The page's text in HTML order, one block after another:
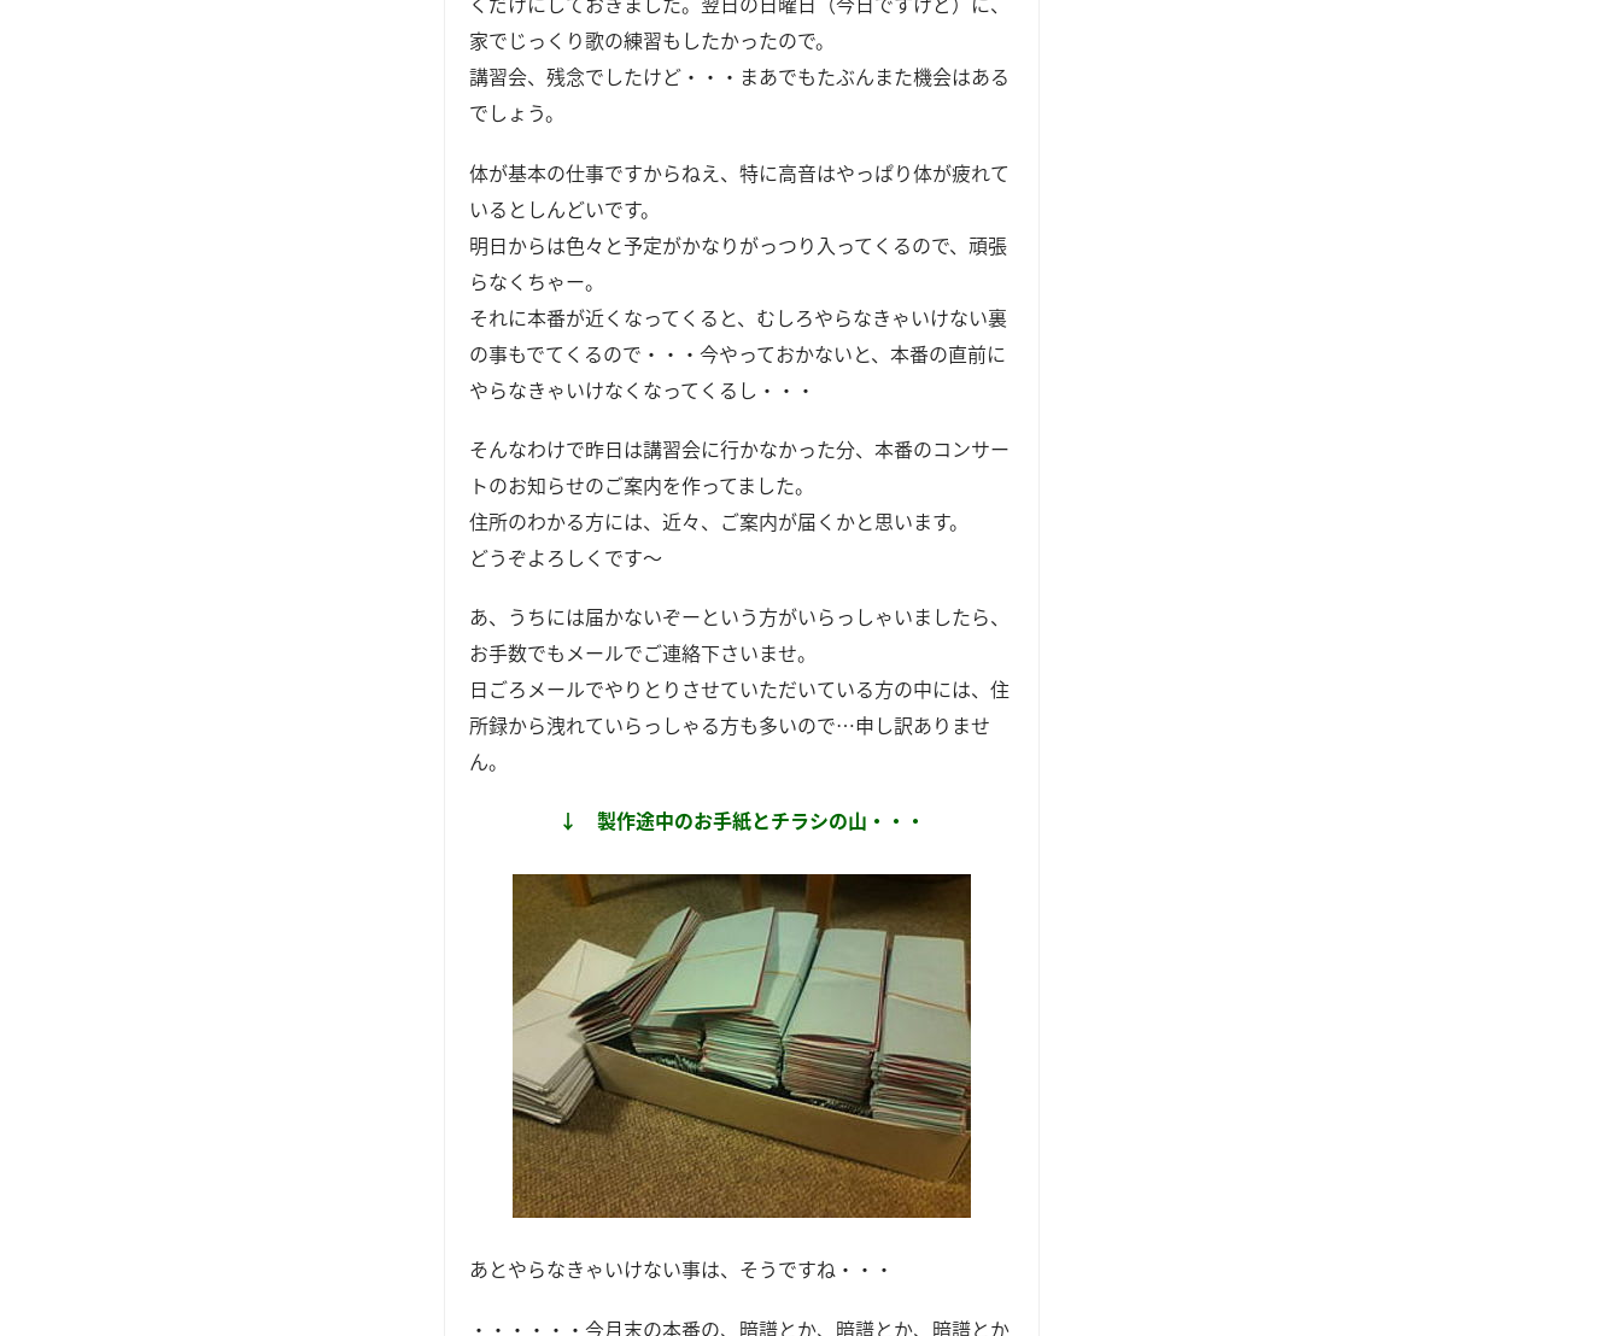
家でじっくり歌の練習もしたかったので。
講習会、残念でしたけど・・・まあでもたぶんまた機会はある
でしょう。
体が基本の仕事ですからねえ、特に高音はやっぱり体が疲れて
いるとしんどいです。
明日からは色々と予定がかなりがっつり入ってくるので、頑張
らなくちゃー。
それに本番が近くなってくると、むしろやらなきゃいけない裏
の事もでてくるので・・・今やっておかないと、本番の直前に
やらなきゃいけなくなってくるし・・・
そんなわけで昨日は講習会に行かなかった分、本番のコンサー
トのお知らせのご案内を作ってました。
住所のわかる方には、近々、ご案内が届くかと思います。
どうぞよろしくです～
あ、うちには届かないぞーという方がいらっしゃいましたら、
お手数でもメールでご連絡下さいませ。
日ごろメールでやりとりさせていただいている方の中には、住
所録から洩れていらっしゃる方も多いので…申し訳ありませ
ん。
↓ 製作途中のお手紙とチラシの山・・・
あとやらなきゃいけない事は、そうですね・・・
・・・・・・今月末の本番の、暗譜とか、暗譜とか、暗譜とか